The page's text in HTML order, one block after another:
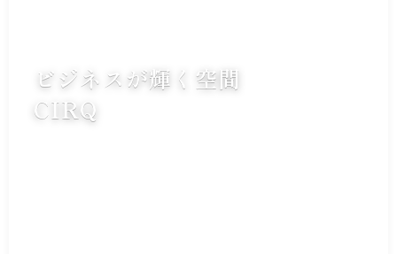
ビジネスが輝く空間
CIRQ